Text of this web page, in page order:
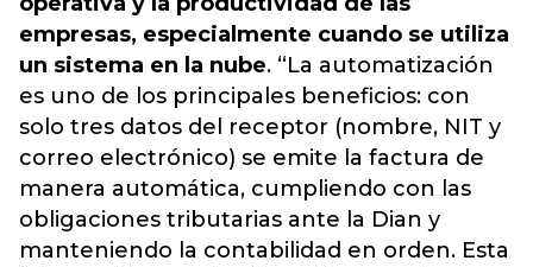
empresas, especialmente cuando se utiliza
un sistema en la nube. “La automatización
es uno de los principales beneficios: con
solo tres datos del receptor (nombre, NIT y
correo electrónico) se emite la factura de
manera automática, cumpliendo con las
obligaciones tributarias ante la Dian y
manteniendo la contabilidad en orden. Esta